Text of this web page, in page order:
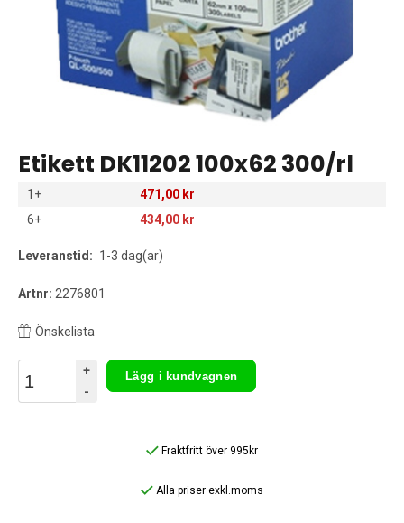
Etikett DK11202 100x62 300/rl
1+
471,00 kr
6+
434,00 kr
Leveranstid: 1-3 dag(ar)
Artnr: 2276801
Önskelista
+
-
Lägg i kundvagnen
Fraktfritt över 995kr
Alla priser exkl.moms